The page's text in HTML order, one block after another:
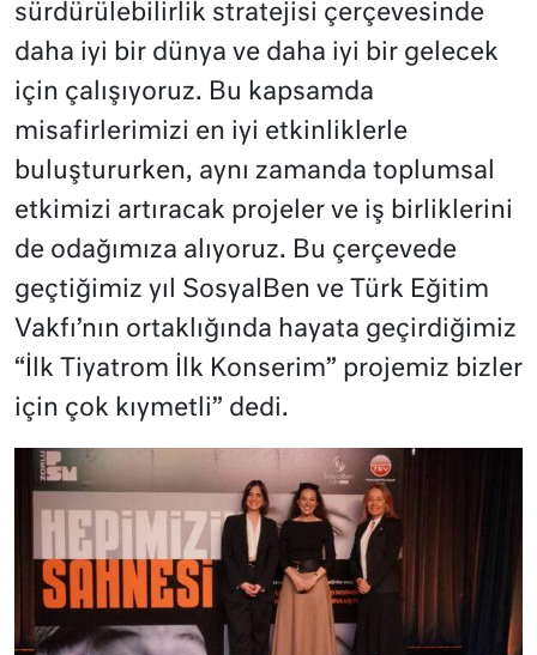
sürdürülebilirlik stratejisi çerçevesinde
daha iyi bir dünya ve daha iyi bir gelecek
için çalışıyoruz. Bu kapsamda
misafirlerimizi en iyi etkinliklerle
buluştururken, aynı zamanda toplumsal
etkimizi artıracak projeler ve iş birliklerini
de odağımıza alıyoruz. Bu çerçevede
geçtiğimiz yıl SosyalBen ve Türk Eğitim
Vakfı’nın ortaklığında hayata geçirdiğimiz
“İlk Tiyatrom İlk Konserim” projemiz bizler
için çok kıymetli” dedi.